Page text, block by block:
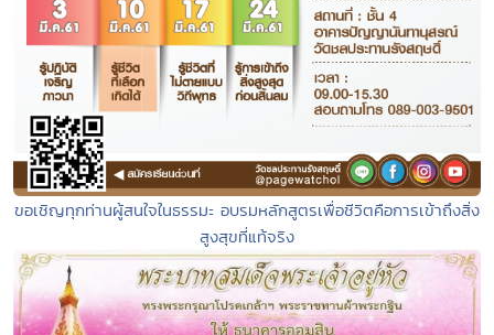
ขอเชิญทุกท่านผู้สนใจในธรรมะ อบรมหลักสูตรเพื่อชีวิตคือการเข้าถึงสิ่ง
สูงสุขที่แท้จริง